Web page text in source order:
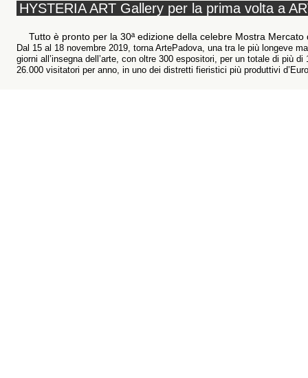
HYSTERIA ART Gallery per la prima volta a
Tutto è pronto per la 30ª edizione della celebre Mostra
Dal 15 al 18 novembre 2019, torna ArtePadova, una tra le più longeve
giorni all’insegna dell’arte, con oltre 300 espositori, per un totale di più
26.000 visitatori per anno, in uno dei distretti fieristici più produttivi